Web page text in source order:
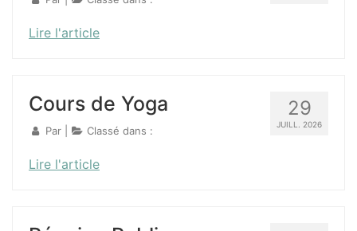
Lire l'article
29
JUILL. 2026
Cours de Yoga
Par | Classé dans :
Lire l'article